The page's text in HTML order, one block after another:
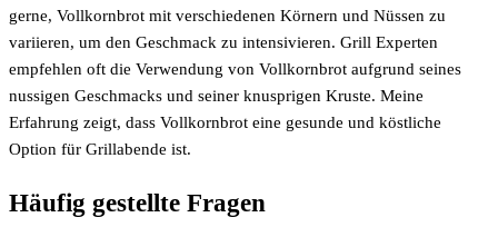
gerne, Vollkornbrot mit verschiedenen Körnern und Nüssen zu
variieren, um den Geschmack zu intensivieren. Grill Experten
empfehlen oft die Verwendung von Vollkornbrot aufgrund seines
nussigen Geschmacks und seiner knusprigen Kruste. Meine
Erfahrung zeigt, dass Vollkornbrot eine gesunde und köstliche
Option für Grillabende ist.
Häufig gestellte Fragen